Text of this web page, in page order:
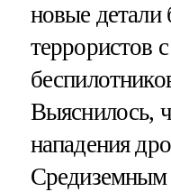
новые детали
террористов
Выяснилось,
нападения